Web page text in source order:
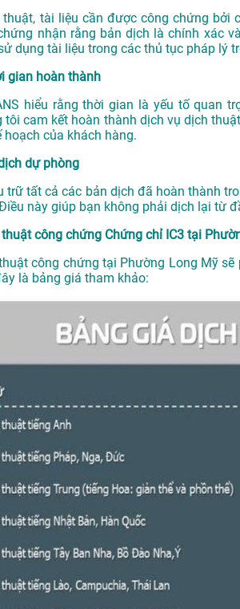
tài liệu cần được công chứng bởi
nhận rằng bản dịch là chính xác
dụng tài liệu trong các thủ tục pháp lý
gian hoàn thành
hiểu rằng thời gian là yếu tố quan
tôi cam kết hoàn thành dịch vụ dịch
hoạch của khách hàng.
dự phòng
trữ tất cả các bản dịch đã hoàn thành
này giúp bạn không phải dịch lại từ
công chứng Chứng chỉ IC3 tại
công chứng tại Phường Long Mỹ
là bảng giá tham khảo: